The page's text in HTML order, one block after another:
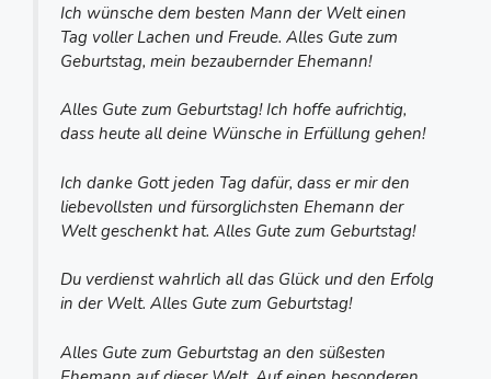
Ich wünsche dem besten Mann der Welt einen
Tag voller Lachen und Freude. Alles Gute zum
Geburtstag, mein bezaubernder Ehemann!
Alles Gute zum Geburtstag! Ich hoffe aufrichtig,
dass heute all deine Wünsche in Erfüllung gehen!
Ich danke Gott jeden Tag dafür, dass er mir den
liebevollsten und fürsorglichsten Ehemann der
Welt geschenkt hat. Alles Gute zum Geburtstag!
Du verdienst wahrlich all das Glück und den Erfolg
in der Welt. Alles Gute zum Geburtstag!
Alles Gute zum Geburtstag an den süßesten